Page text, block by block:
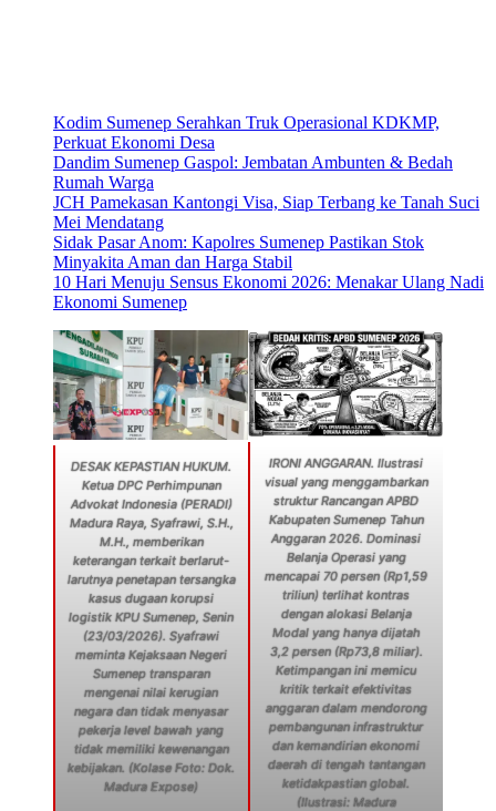
Kodim Sumenep Serahkan Truk Operasional KDKMP,
Perkuat Ekonomi Desa
Dandim Sumenep Gaspol: Jembatan Ambunten & Bedah
Rumah Warga
JCH Pamekasan Kantongi Visa, Siap Terbang ke Tanah Suci
Mei Mendatang
Sidak Pasar Anom: Kapolres Sumenep Pastikan Stok
Minyakita Aman dan Harga Stabil
10 Hari Menuju Sensus Ekonomi 2026: Menakar Ulang Nadi
Ekonomi Sumenep
DESAK KEPASTIAN HUKUM.
Ketua DPC Perhimpunan
Advokat Indonesia (PERADI)
Madura Raya, Syafrawi, S.H.,
M.H., memberikan
keterangan terkait berlarut-
larutnya penetapan tersangka
kasus dugaan korupsi
logistik KPU Sumenep, Senin
(23/03/2026). Syafrawi
meminta Kejaksaan Negeri
Sumenep transparan
mengenai nilai kerugian
negara dan tidak menyasar
pekerja level bawah yang
tidak memiliki kewenangan
kebijakan. (Kolase Foto: Dok.
Madura Expose)
IRONI ANGGARAN. Ilustrasi
visual yang menggambarkan
struktur Rancangan APBD
Kabupaten Sumenep Tahun
Anggaran 2026. Dominasi
Belanja Operasi yang
mencapai 70 persen (Rp1,59
triliun) terlihat kontras
dengan alokasi Belanja
Modal yang hanya dijatah
3,2 persen (Rp73,8 miliar).
Ketimpangan ini memicu
kritik terkait efektivitas
anggaran dalam mendorong
pembangunan infrastruktur
dan kemandirian ekonomi
daerah di tengah tantangan
ketidakpastian global.
(Ilustrasi: Madura